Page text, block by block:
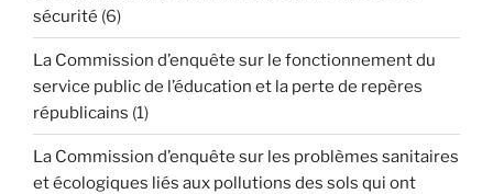
sécurité (6)
La Commission d’enquête sur le fonctionnement du
service public de l’éducation et la perte de repères
républicains (1)
La Commission d’enquête sur les problèmes sanitaires
et écologiques liés aux pollutions des sols qui ont